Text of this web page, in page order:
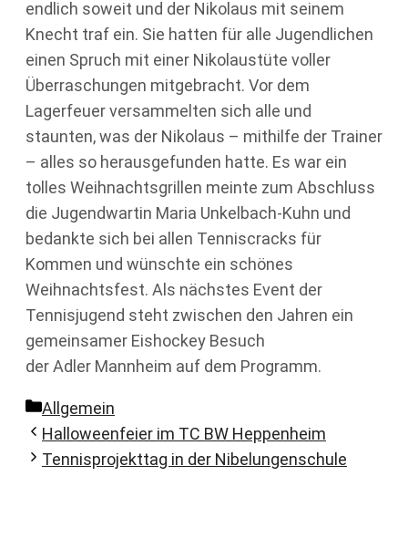
endlich soweit und der Nikolaus mit seinem
Knecht traf ein. Sie hatten für alle Jugendlichen
einen Spruch mit einer Nikolaustüte voller
Überraschungen mitgebracht. Vor dem
Lagerfeuer versammelten sich alle und
staunten, was der Nikolaus – mithilfe der Trainer
– alles so herausgefunden hatte. Es war ein
tolles Weihnachtsgrillen meinte zum Abschluss
die Jugendwartin Maria Unkelbach-Kuhn und
bedankte sich bei allen Tenniscracks für
Kommen und wünschte ein schönes
Weihnachtsfest. Als nächstes Event der
Tennisjugend steht zwischen den Jahren ein
gemeinsamer Eishockey Besuch
der Adler Mannheim auf dem Programm.
Kategorien
Allgemein
Halloweenfeier im TC BW Heppenheim
Tennisprojekttag in der Nibelungenschule